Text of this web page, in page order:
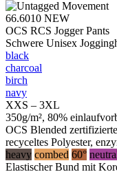
66.6010 NEW
OCS RCS Jogger Pants
Schwere Unisex
black
charcoal
birch
navy
XXS – 3XL
350g/m², 80%
OCS Blended
recyceltes Polyester,
heavy combed 60°
Elastischer Bund mit